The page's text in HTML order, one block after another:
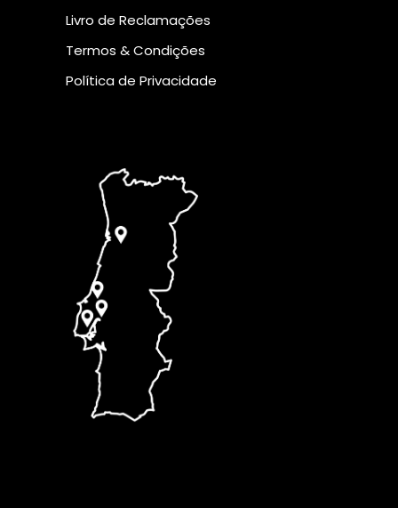
Livro de Reclamações
Termos & Condições
Política de Privacidade